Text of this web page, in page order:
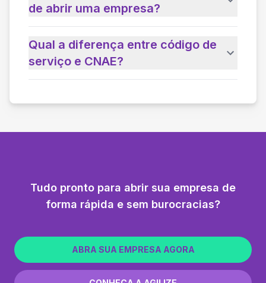
de abrir uma empresa?
Qual a diferença entre código de
serviço e CNAE?
Tudo pronto para abrir sua empresa de
forma rápida e sem burocracias?
ABRA SUA EMPRESA AGORA